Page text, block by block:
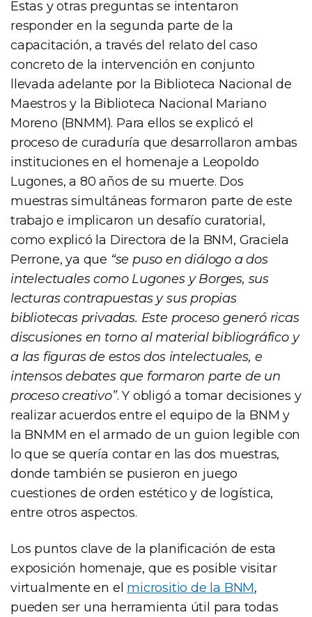
Estas y otras preguntas se intentaron
responder en la segunda parte de la
capacitación, a través del relato del caso
concreto de la intervención en conjunto
llevada adelante por la Biblioteca Nacional de
Maestros y la Biblioteca Nacional Mariano
Moreno (BNMM). Para ellos se explicó el
proceso de curaduría que desarrollaron ambas
instituciones en el homenaje a Leopoldo
Lugones, a 80 años de su muerte. Dos
muestras simultáneas formaron parte de este
trabajo e implicaron un desafío curatorial,
como explicó la Directora de la BNM, Graciela
Perrone, ya que “se puso en diálogo a dos
intelectuales como Lugones y Borges, sus
lecturas contrapuestas y sus propias
bibliotecas privadas. Este proceso generó ricas
discusiones en torno al material bibliográfico y
a las figuras de estos dos intelectuales, e
intensos debates que formaron parte de un
proceso creativo”. Y obligó a tomar decisiones y
realizar acuerdos entre el equipo de la BNM y
la BNMM en el armado de un guion legible con
lo que se quería contar en las dos muestras,
donde también se pusieron en juego
cuestiones de orden estético y de logística,
entre otros aspectos.
Los puntos clave de la planificación de esta
exposición homenaje, que es posible visitar
virtualmente en el micrositio de la BNM,
pueden ser una herramienta útil para todas